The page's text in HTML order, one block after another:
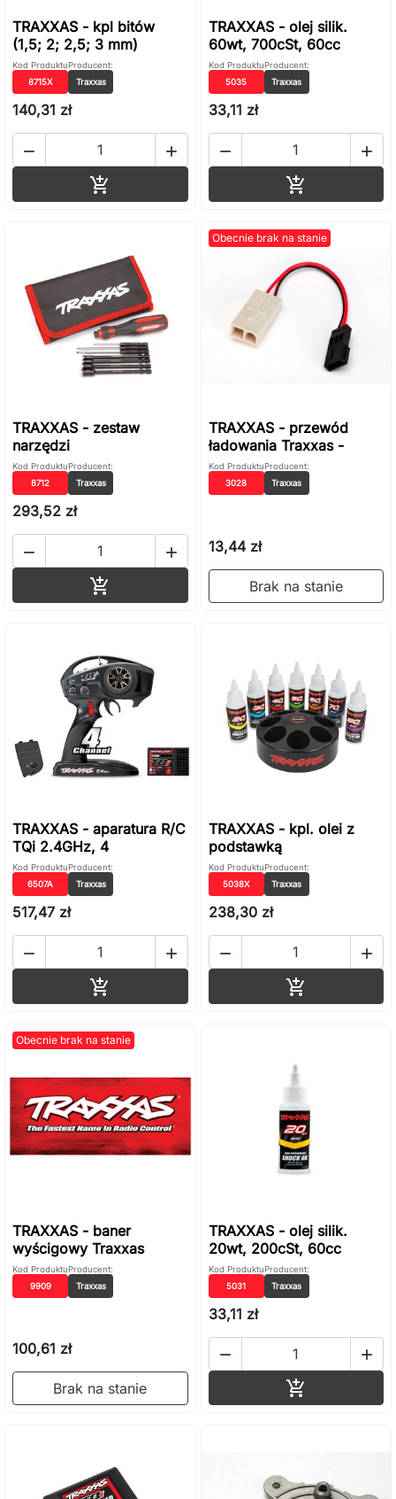
TRAXXAS - kpl bitów
(1,5; 2; 2,5; 3 mm)
Kod Produktu
8715X
Producent:
Traxxas
140,31 zł
 

TRAXXAS - olej silik.
60wt, 700cSt, 60cc
Kod Produktu
5035
Producent:
Traxxas
33,11 zł
 

TRAXXAS - zestaw
narzędzi
Kod Produktu
8712
Producent:
Traxxas
293,52 zł
 

Obecnie brak na stanie
TRAXXAS - przewód
ładowania Traxxas -
Kod Produktu
3028
Producent:
Traxxas
13,44 zł
Brak na stanie
TRAXXAS - aparatura R/C
TQi 2.4GHz, 4
Kod Produktu
6507A
Producent:
Traxxas
517,47 zł
 

TRAXXAS - kpl. olei z
podstawką
Kod Produktu
5038X
Producent:
Traxxas
238,30 zł
 

Obecnie brak na stanie
TRAXXAS - baner
wyścigowy Traxxas
Kod Produktu
9909
Producent:
Traxxas
100,61 zł
Brak na stanie
TRAXXAS - olej silik.
20wt, 200cSt, 60cc
Kod Produktu
5031
Producent:
Traxxas
33,11 zł
 
